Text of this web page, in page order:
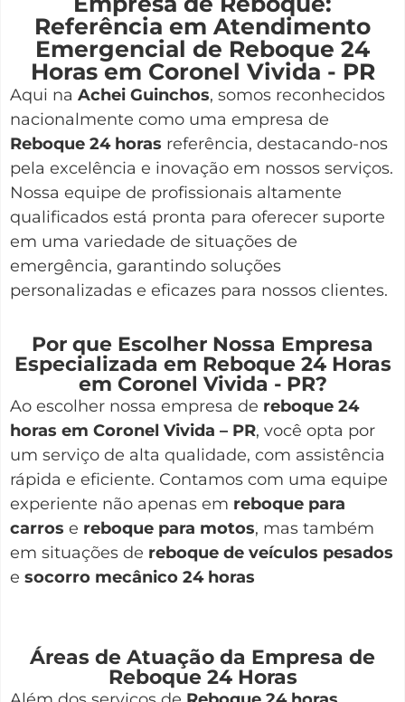
Referência em Atendimento
Emergencial de Reboque 24
Horas em Coronel Vivida - PR
Aqui na Achei Guinchos, somos reconhecidos
nacionalmente como uma empresa de
Reboque 24 horas referência, destacando-nos
pela excelência e inovação em nossos serviços.
Nossa equipe de profissionais altamente
qualificados está pronta para oferecer suporte
em uma variedade de situações de
emergência, garantindo soluções
personalizadas e eficazes para nossos clientes.
Por que Escolher Nossa Empresa
Especializada em Reboque 24 Horas
em Coronel Vivida - PR?
Ao escolher nossa empresa de reboque 24
horas em Coronel Vivida – PR, você opta por
um serviço de alta qualidade, com assistência
rápida e eficiente. Contamos com uma equipe
experiente não apenas em reboque para
carros e reboque para motos, mas também
em situações de reboque de veículos pesados
e socorro mecânico 24 horas
Áreas de Atuação da Empresa de
Reboque 24 Horas